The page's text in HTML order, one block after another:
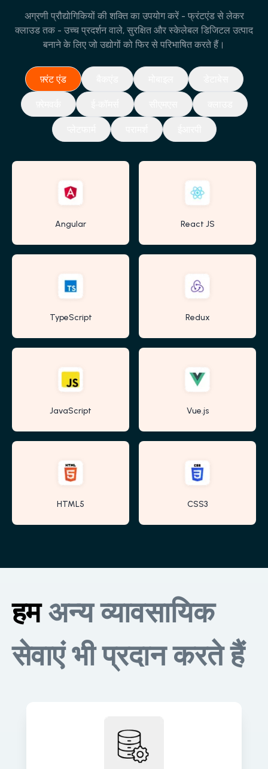
अग्रणी प्रौद्योगिकियों की शक्ति का उपयोग करें - फ्रंटएंड से लेकर
क्लाउड तक - उच्च प्रदर्शन वाले, सुरक्षित और स्केलेबल डिजिटल उत्पाद
बनाने के लिए जो उद्योगों को फिर से परिभाषित करते हैं।
फ़्रंट एंड
Angular React JS
TypeScript Redux
JavaScript Vue.js
HTML5 CSS3
हमअन्य व्यावसायिक
सेवाएं भी प्रदान करते हैं
सटीक, वास्तविक समय की जानकारी और